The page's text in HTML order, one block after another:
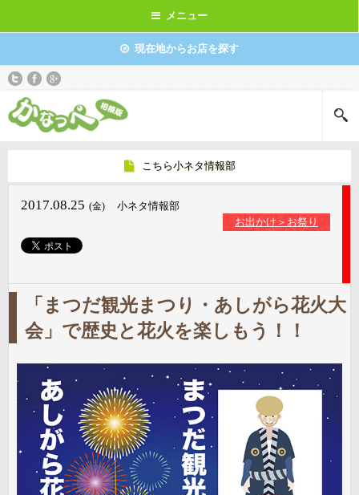
メニュー
現在地からお店を探す
こちら小ネタ情報部
2017.08.25 (金)
小ネタ情報部
お出かけ＞お祭り
「まつだ観光まつり・あしがら花火大
会」で歴史と花火を楽しもう！！